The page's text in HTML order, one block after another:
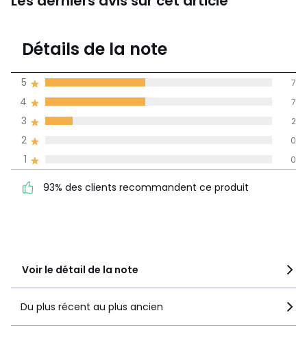
4,3
moyenne des avis
dans toutes les
langues
4 7
5
Voir le détail de la note
Détails de la note
1 0
2 0
3 2
4 7
5 7
93% des clients recommandent ce produit
Du plus récent au plus ancien